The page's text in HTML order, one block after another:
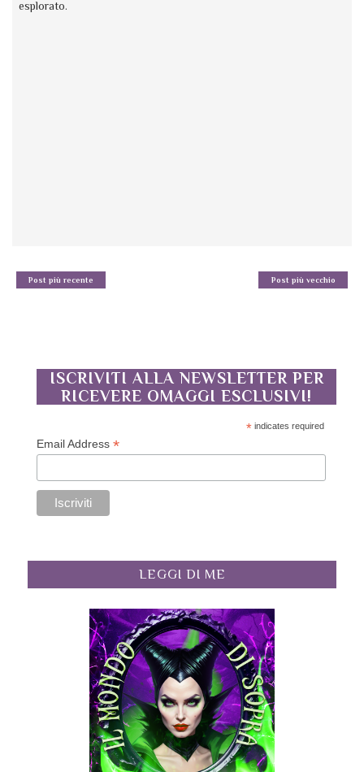
esplorato.
Post più recente Post più vecchio
ISCRIVITI ALLA NEWSLETTER PER
RICEVERE OMAGGI ESCLUSIVI!
* indicates required
Email Address*
LEGGI DI ME